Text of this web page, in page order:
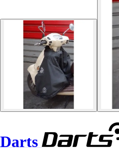
Darts